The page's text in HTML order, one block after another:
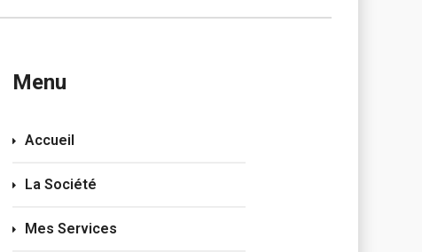
Menu
Accueil
La Société
Mes Services